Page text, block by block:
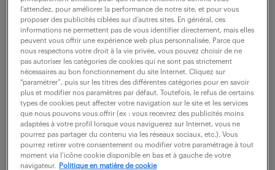
vous êtes recruteur ?
dernières offres -
spécialité industrie.
recevoir les offres par mail
l’attendez, pour améliorer la performance de notre site, et pour vous
proposer des publicités ciblées sur d’autres sites. En général, ces
informations ne permettent pas de vous identifier directement, mais elles
peuvent vous offrir une expérience web plus personnalisée. Parce que
nous respectons votre droit à la vie privée, vous pouvez choisir de ne
pas autoriser les catégories de cookies qui ne sont pas strictement
nécessaires au bon fonctionnement du site Internet. Cliquez sur
“paramétrer”, puis sur les titres des différentes catégories pour en savoir
plus et modifier nos paramètres par défaut. Toutefois, le refus de certains
types de cookies peut affecter votre navigation sur le site et les services
que nous pouvons vous offrir (ex : vous recevrez des publicités moins
adaptées à votre profil lorsque vous naviguerez sur Internet, vous ne
pourrez pas partager du contenu via les réseaux sociaux, etc.). Vous
pourrez retirer votre consentement ou modifier votre paramétrage à tout
moment via l’icône cookie disponible en bas et à gauche de votre
navigateur. Politique en matière de cookie